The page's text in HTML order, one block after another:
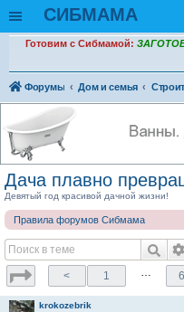
СИБМАМА
Готовим с Сибмамой:
Форумы Дом и семья
Дача плавно
Девятый год красивой дачной жизни!
Правила форумов Сибмама
< 1 …
krokozebrik